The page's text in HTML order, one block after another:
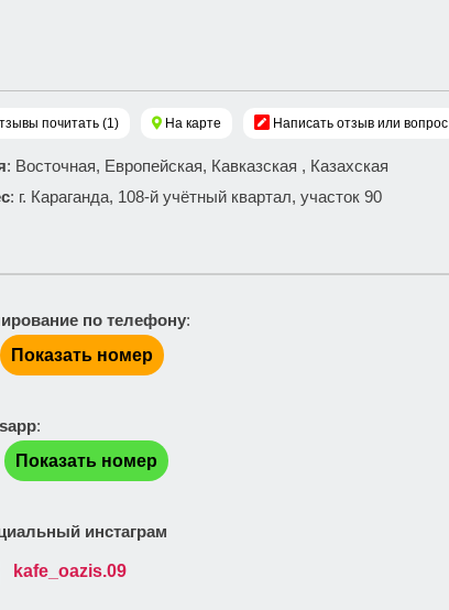
почитать (1) На карте Написать отзыв или вопрос
: Восточная, Европейская, Кавказская , Казахская
: г. Караганда, 108-й учётный квартал, участок 90
по телефону:
Показать номер
:
Показать номер
инстаграм
kafe_oazis.09